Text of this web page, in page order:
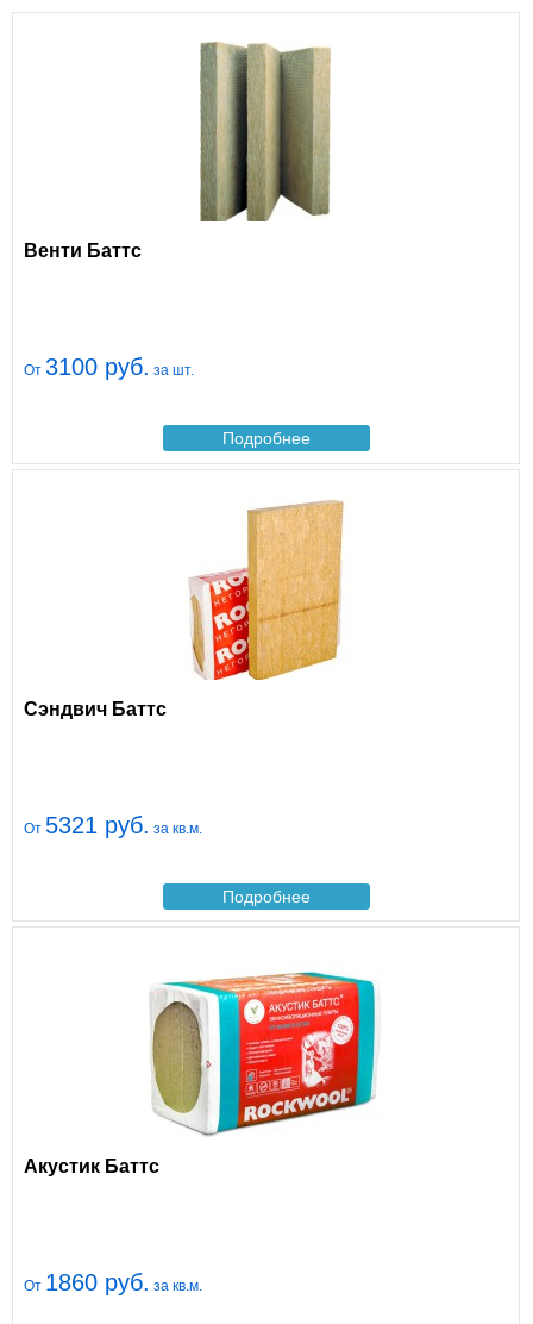
Венти Баттс
От 3100 руб. за шт.
Подробнее
Сэндвич Баттс
От 5321 руб. за кв.м.
Подробнее
Акустик Баттс
От 1860 руб. за кв.м.